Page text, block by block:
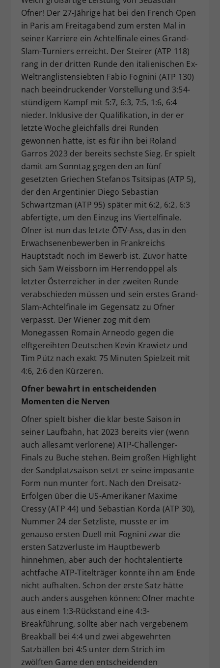
Ofner! Der 27-Jährige hat bei den French Open
in Paris am Freitagabend zum ersten Mal in
seiner Karriere ein Achtelfinale eines Grand-
Slam-Turniers erreicht. Der Steirer (ATP 118)
rang in der dritten Runde den italienischen Ex-
Weltranglistensiebten Fabio Fognini (ATP 130)
nach beeindruckender Vorstellung und 3:54-
stündigem Kampf mit 5:7, 6:3, 7:5, 1:6, 6:4
nieder. Inklusive der Qualifikation, in der er
letzte Woche gleichfalls drei Runden
gewonnen hatte, ist es für ihn bei Roland
Garros 2023 der bereits sechste Sieg. Er spielt
damit am Sonntag gegen den an fünf
gesetzten Griechen Stefanos Tsitsipas (ATP 5),
der den Argentinier Diego Sebastian
Schwartzman (ATP 95) später mit 6:2, 6:2, 6:3
abfertigte, um den Einzug ins Viertelfinale.
Ofner ist nun das letzte ÖTV-Ass, das in den
Erwachsenenbewerben in Frankreichs
Hauptstadt noch im Bewerb ist. Zuvor hatte
sich Sam Weissborn im Herrendoppel als
letzter Österreicher in der zweiten Runde
verabschieden müssen und sein erstes Grand-
Slam-Achtelfinale im Gegensatz zu Ofner
verpasst. Der Wiener zog mit dem
Monegassen Romain Arneodo gegen die
elftgereihten Deutschen Kevin Krawietz und
Tim Pütz nach exakt 75 Minuten Spielzeit mit
4:6, 2:6 den Kürzeren.
Ofner bewahrt in entscheidenden
Momenten die Nerven
Ofner spielt bisher die klar beste Saison in
seiner Laufbahn, hat 2023 bereits vier (wenn
auch allesamt verlorene) ATP-Challenger-
Finals zu Buche stehen. Beim großen Highlight
der Sandplatzsaison setzt er seine imposante
Form nun munter fort. Nach den Dreisatz-
Erfolgen über die US-Amerikaner Maxime
Cressy (ATP 44) und Sebastian Korda (ATP 30),
Nummer 24 der Setzliste, musste er im
genauso ersten Duell mit Fognini zwar die
ersten Satzverluste im Hauptbewerb
hinnehmen, aber auch der hochtalentierte
achtfache ATP-Titelträger konnte ihn am Ende
nicht aufhalten. Schon der erste Satz hätte
auch anders ausgehen können: Ofner machte
aus einem 1:3-Rückstand eine 4:3-
Breakführung, sollte aber nach vergebenem
Breakball bei 4:4 und zwei abgewehrten
Satzbällen bei 4:5 unter dem Strich im
zwölften Game den entscheidenden
Zweck
Dieser Wert speichert Ihre Consent-
Einstellungen. Unter anderem eine
zufällig generierte ID, für die
historische Speicherung Ihrer
vorgenommen Einstellungen, falls der
Webseiten-Betreiber dies eingestellt
hat.